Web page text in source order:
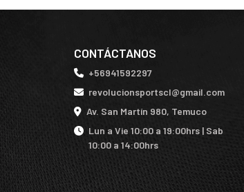
CONTÁCTANOS
+56941592297
revolucionsportscl@gmail.com
Av. San Martín 980, Temuco
Lun a Vie 10:00 a 19:00hrs | Sab
10:00 a 14:00hrs